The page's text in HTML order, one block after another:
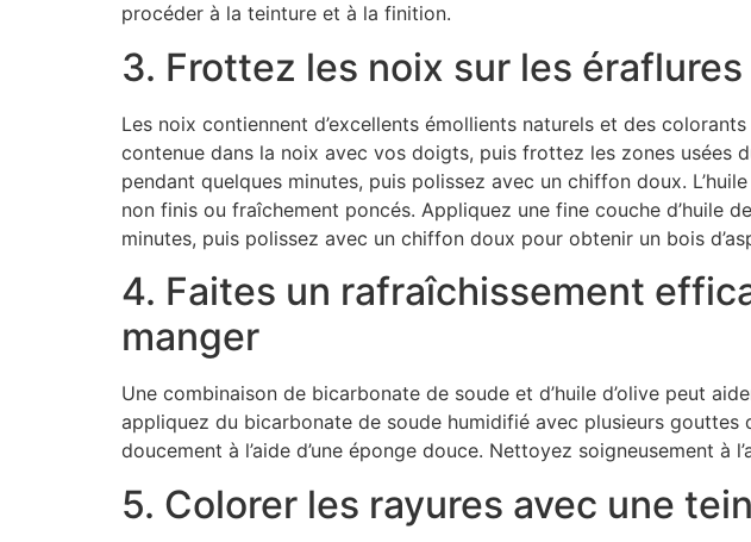
procéder à la teinture et à la finition.
3. Frottez les noix sur les
Les noix contiennent d’excellents émollients naturels et des
contenue dans la noix avec vos doigts, puis frottez les zones usées
pendant quelques minutes, puis polissez avec un chiffon doux.
non finis ou fraîchement poncés. Appliquez une fine couche d’huile
minutes, puis polissez avec un chiffon doux pour obtenir un bois
4. Faites un rafraîchissement
manger
Une combinaison de bicarbonate de soude et d’huile d’olive peut
appliquez du bicarbonate de soude humidifié avec plusieurs gouttes
doucement à l’aide d’une éponge douce. Nettoyez soigneusement à
5. Colorer les rayures avec une